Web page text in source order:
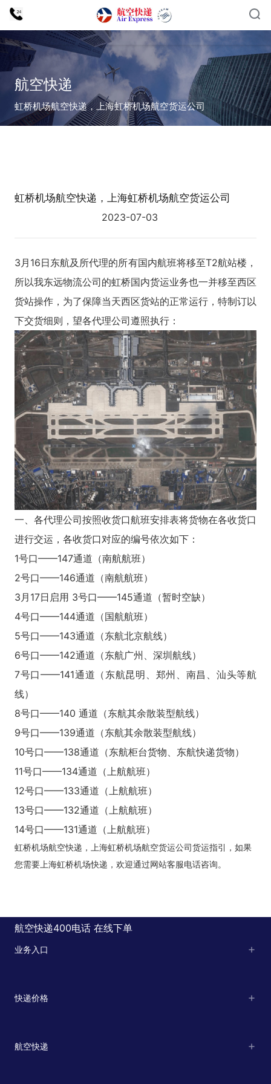
航空快递
虹桥机场航空快递，上海虹桥机场航空货运公司
虹桥机场航空快递，上海虹桥机场航空货运公司
2023-07-03
3月16日东航及所代理的所有国内航班将移至T2航站楼，
所以我东远物流公司的虹桥国内货运业务也一并移至西区
货站操作，为了保障当天西区货站的正常运行，特制订以
下交货细则，望各代理公司遵照执行：
一、各代理公司按照收货口航班安排表将货物在各收货口
进行交运，各收货口对应的编号依次如下：
1号口——147通道（南航航班）
2号口——146通道（南航航班）
3月17日启用 3号口——145通道（暂时空缺）
4号口——144通道（国航航班）
5号口——143通道（东航北京航线）
6号口——142通道（东航广州、深圳航线）
7号口——141通道（东航昆明、郑州、南昌、汕头等航
线）
8号口——140 通道（东航其余散装型航线）
9号口——139通道（东航其余散装型航线）
10号口——138通道（东航柜台货物、东航快递货物）
11号口——134通道（上航航班）
12号口——133通道（上航航班）
13号口——132通道（上航航班）
14号口——131通道（上航航班）
虹桥机场航空快递 ，上海虹桥机场航空货运公司货运指引，如果
您需要上海虹桥机场快递，欢迎通过网站客服电话咨询。
航空快递400电话 在线下单
业务入口
快递价格
航空快递